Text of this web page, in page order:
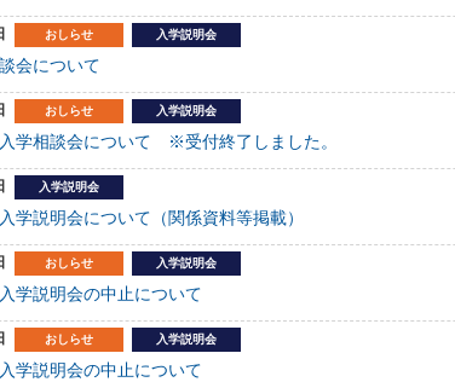
おしらせ 入学説明会
会について
おしらせ 入学説明会
学相談会について ※受付終了しました。
入学説明会
学説明会について（関係資料等掲載）
おしらせ 入学説明会
学説明会の中止について
おしらせ 入学説明会
学説明会の中止について